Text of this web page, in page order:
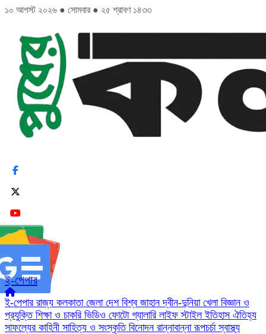
১০ আগস্ট ২০২৬ ● সোমবার ● ২৫ শ্রাবণ ১৪৩৩
ই-পেপার
ই-পেপার রাজ্য কলকাতা জেলা দেশ বিশ্ব জাহানদ্বীন-দুনিয়া খেলা বিজ্ঞান ও
প্রযুক্তি শিক্ষা ও চাকরি ভিডিও ফোটো গ্যালারি লাইফ স্টাইলইতিহাস ঐতিহ্য
সাফল্যের কাহিনী সাহিত্য ও সংস্কৃতি বিনোদন রান্নাবান্নারূপচর্চাস্বাস্থ্য